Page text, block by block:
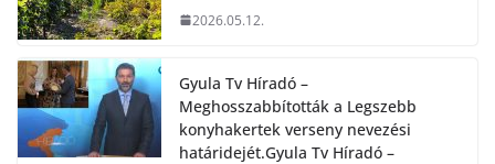
2026.05.12.
Gyula Tv Híradó –
Meghosszabbították a Legszebb
konyhakertek verseny nevezési
határidejét.Gyula Tv Híradó –